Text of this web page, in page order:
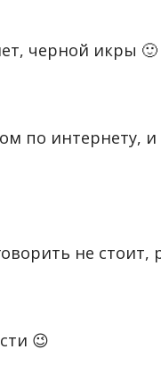
черной икры 🙂
по интернету,
не стоит,
😉